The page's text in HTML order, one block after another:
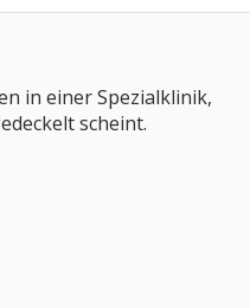
in einer Spezialklinik,
scheint.